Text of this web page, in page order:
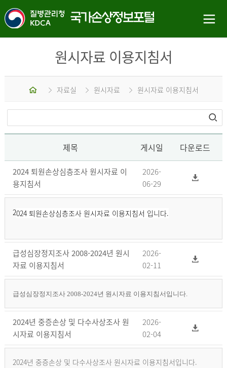
원시자료 이용지침서
홈 자료실 원시자료 원시자료 이용지침서
제목 게시일 다운로드
2024 퇴원손상심층조사 원시자료 이
용지침서
2026-
06-29
2024 퇴원손상심층조사 원시자료 이용지침서 입니다.
급성심장정지조사 2008-2024년 원시
자료 이용지침서
2026-
02-11
급성심장정지조사 2008-2024년 원시자료 이용지침서입니다.
2024년 중증손상 및 다수사상조사 원
시자료 이용지침서
2026-
02-04
2024년 중증손상 및 다수사상조사 원시자료 이용지침서입니다.